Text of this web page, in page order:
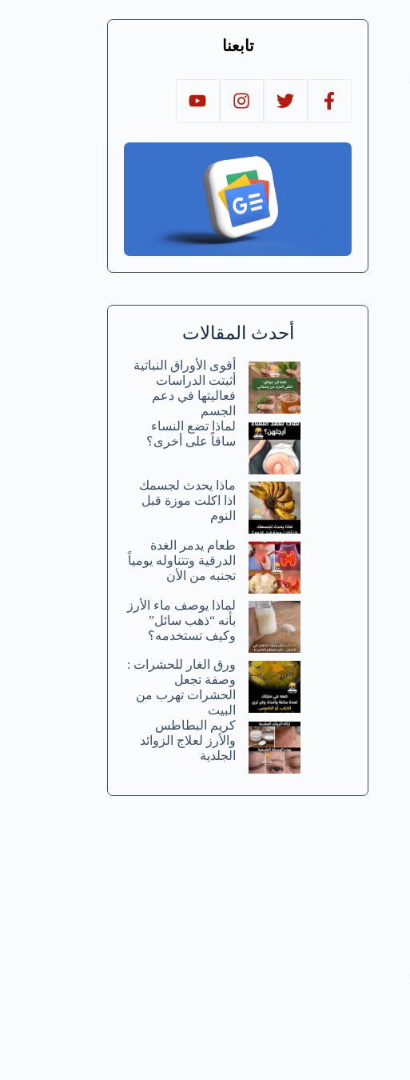
تابعنا
أحدث المقالات
أقوى الأوراق النباتية
أثبتت الدراسات
فعاليتها في دعم
الجسم
لماذا تضع النساء
ساقاً على أخرى؟
ماذا يحدث لجسمك
اذا اكلت موزة قبل
النوم
طعام يدمر الغدة
الدرقية وتتناوله يومياً
تجنبه من الأن
لماذا يوصف ماء الأرز
بأنه “ذهب سائل”
وكيف تستخدمه؟
ورق الغار للحشرات :
وصفة تجعل
الحشرات تهرب من
البيت
كريم البطاطس
والأرز لعلاج الزوائد
الجلدية